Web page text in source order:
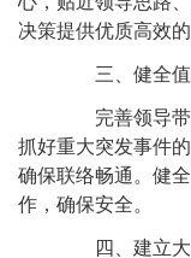
决策提供优质高效的
三、健全值
完善领导带
抓好重大突发事件
确保联络畅通。健
作，确保安全。
四、建立大